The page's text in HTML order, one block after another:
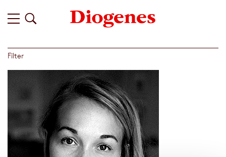
Filter